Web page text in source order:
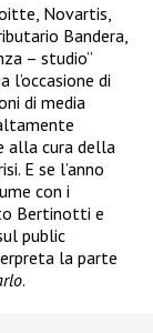
Novartis,
Bandera,
– studio”
l’occasione di
di media
alla cura della
E se l’anno
con i
Bertinotti e
public
la parte
.